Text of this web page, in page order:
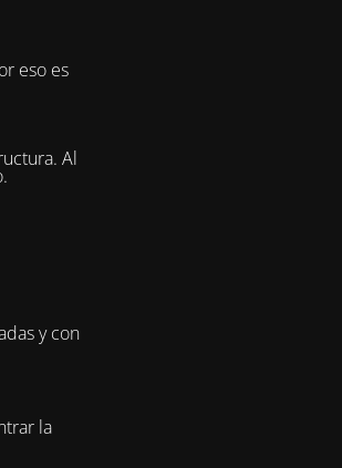
eso es
Al
y con
la